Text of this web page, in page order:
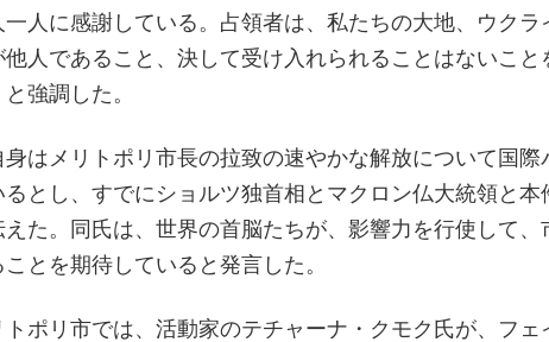
一人に感謝している。占領者は、私たちの大地、ウクラ
人であること、決して受け入れられることはないこと
強調した。
はメリトポリ市長の拉致の速やかな解放について国際
とし、すでにショルツ独首相とマクロン仏大統領と本
た。同氏は、世界の首脳たちが、影響力を行使して、
とを期待していると発言した。
ポリ市では、活動家のテチャーナ・クモク氏が、フェ